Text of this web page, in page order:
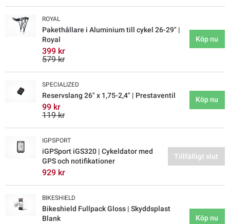
ROYAL
Pakethållare i Aluminium till cykel 26-29" |
Royal
399 kr
579 kr
Köp nu
SPECIALIZED
Reservslang 26" x 1,75-2,4" | Prestaventil
99 kr
119 kr
Köp nu
IGPSPORT
iGPSport iGS320 | Cykeldator med
GPS och notifikationer
929 kr
Tillfälligt slut
BIKESHIELD
Bikeshield Fullpack Gloss | Skyddsplast
Blank
Köp nu